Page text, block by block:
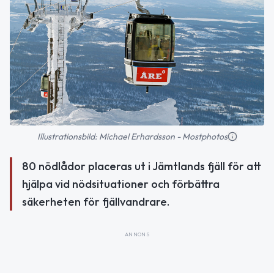
Illustrationsbild: Michael Erhardsson - Mostphotos
80 nödlådor placeras ut i Jämtlands fjäll för att
hjälpa vid nödsituationer och förbättra
säkerheten för fjällvandrare.
ANNONS